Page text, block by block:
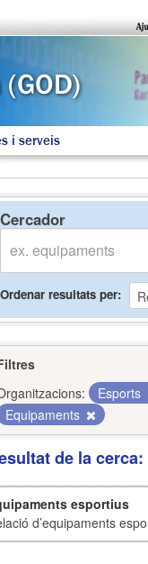
i serveis
Cercador
Ordenar resultats per
Esports
Equipaments
de la
esportius
d’equipaments